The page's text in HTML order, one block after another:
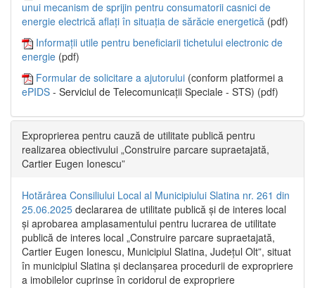
unui mecanism de sprijin pentru consumatorii casnici de
energie electrică aflați în situația de sărăcie energetică (pdf)
Informații utile pentru beneficiarii tichetului electronic de
energie (pdf)
Formular de solicitare a ajutorului (conform platformei a
ePIDS - Serviciul de Telecomunicații Speciale - STS) (pdf)
Exproprierea pentru cauză de utilitate publică pentru
realizarea obiectivului „Construire parcare supraetajată,
Cartier Eugen Ionescu”
Hotărârea Consiliului Local al Municipiului Slatina nr. 261 din
25.06.2025 declararea de utilitate publică și de interes local
și aprobarea amplasamentului pentru lucrarea de utilitate
publică de interes local „Construire parcare supraetajată,
Cartier Eugen Ionescu, Municipiul Slatina, Județul Olt”, situat
în municipiul Slatina și declanșarea procedurii de expropriere
a imobilelor cuprinse în coridorul de expropriere